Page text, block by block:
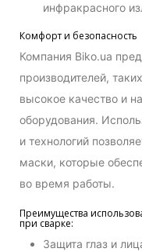
инфракрасного
Комфорт и безопасность
Компания Biko.ua
производителей,
высокое качество и
оборудования.
и технологий
маски, которые
во время работы.
Преимущества
при сварке:
Защита глаз и